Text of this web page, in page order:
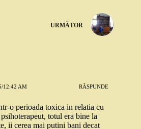
URMĂTOR
12:42 AM RĂSPUNDE
o perioada toxica in relatia cu
totul era bine la
ii cerea mai putini bani decat